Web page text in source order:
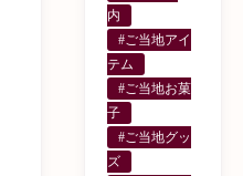
内
#ご当地アイ
テム
#ご当地お菓
子
#ご当地グッ
ズ